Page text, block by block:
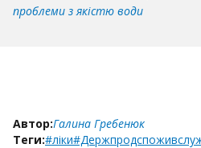
проблеми з якістю води
Автор:Галина Гребенюк
Теги:#ліки